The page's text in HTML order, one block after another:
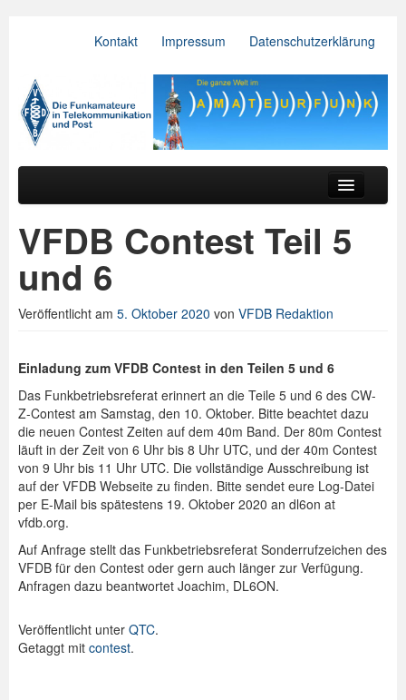
Kontakt Impressum Datenschutzerklärung
VFDB e.V.
Hauptmenü
Der Verein
Referate
BV & OV
Relais
Downloads
Spenden
Login
VFDB Contest Teil 5
und 6
Veröffentlicht am 5. Oktober 2020 von VFDB Redaktion
Einladung zum VFDB Contest in den Teilen 5 und 6
Das Funkbetriebsreferat erinnert an die Teile 5 und 6 des CW-
Z-Contest am Samstag, den 10. Oktober. Bitte beachtet dazu
die neuen Contest Zeiten auf dem 40m Band. Der 80m Contest
läuft in der Zeit von 6 Uhr bis 8 Uhr UTC, und der 40m Contest
von 9 Uhr bis 11 Uhr UTC. Die vollständige Ausschreibung ist
auf der VFDB Webseite zu finden. Bitte sendet eure Log-Datei
per E-Mail bis spätestens 19. Oktober 2020 an dl6on at
vfdb.org.
Auf Anfrage stellt das Funkbetriebsreferat Sonderrufzeichen des
VFDB für den Contest oder gern auch länger zur Verfügung.
Anfragen dazu beantwortet Joachim, DL6ON.
Veröffentlicht unter QTC.
Getaggt mit contest.